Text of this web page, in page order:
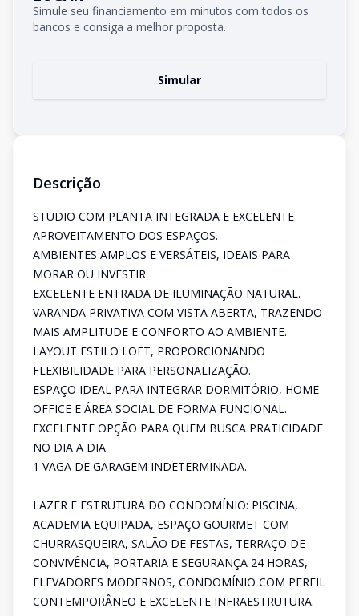
Simule seu financiamento em minutos com todos os
bancos e consiga a melhor proposta.
Simular
Descrição
STUDIO COM PLANTA INTEGRADA E EXCELENTE
APROVEITAMENTO DOS ESPAÇOS.
AMBIENTES AMPLOS E VERSÁTEIS, IDEAIS PARA
MORAR OU INVESTIR.
EXCELENTE ENTRADA DE ILUMINAÇÃO NATURAL.
VARANDA PRIVATIVA COM VISTA ABERTA, TRAZENDO
MAIS AMPLITUDE E CONFORTO AO AMBIENTE.
LAYOUT ESTILO LOFT, PROPORCIONANDO
FLEXIBILIDADE PARA PERSONALIZAÇÃO.
ESPAÇO IDEAL PARA INTEGRAR DORMITÓRIO, HOME
OFFICE E ÁREA SOCIAL DE FORMA FUNCIONAL.
EXCELENTE OPÇÃO PARA QUEM BUSCA PRATICIDADE
NO DIA A DIA.
1 VAGA DE GARAGEM INDETERMINADA.
LAZER E ESTRUTURA DO CONDOMÍNIO: PISCINA,
ACADEMIA EQUIPADA, ESPAÇO GOURMET COM
CHURRASQUEIRA, SALÃO DE FESTAS, TERRAÇO DE
CONVIVÊNCIA, PORTARIA E SEGURANÇA 24 HORAS,
ELEVADORES MODERNOS, CONDOMÍNIO COM PERFIL
CONTEMPORÂNEO E EXCELENTE INFRAESTRUTURA.